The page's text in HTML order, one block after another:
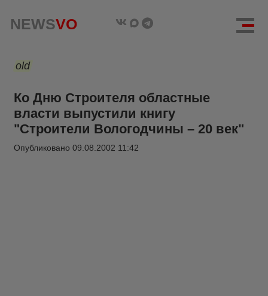
NEWSVO
old
Ко Дню Строителя областные
власти выпустили книгу
"Строители Вологодчины – 20 век"
Опубликовано 09.08.2002 11:42